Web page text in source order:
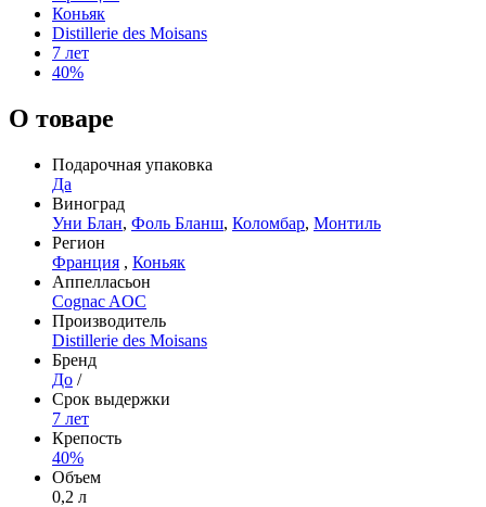
Коньяк
Distillerie des Moisans
7 лет
40%
О товаре
Подарочная упаковка
Да
Виноград
Уни Блан, Фоль Бланш, Коломбар, Монтиль
Регион
Франция , Коньяк
Аппелласьон
Cognac AOC
Производитель
Distillerie des Moisans
Бренд
До /
Срок выдержки
7 лет
Крепость
40%
Объем
0,2 л